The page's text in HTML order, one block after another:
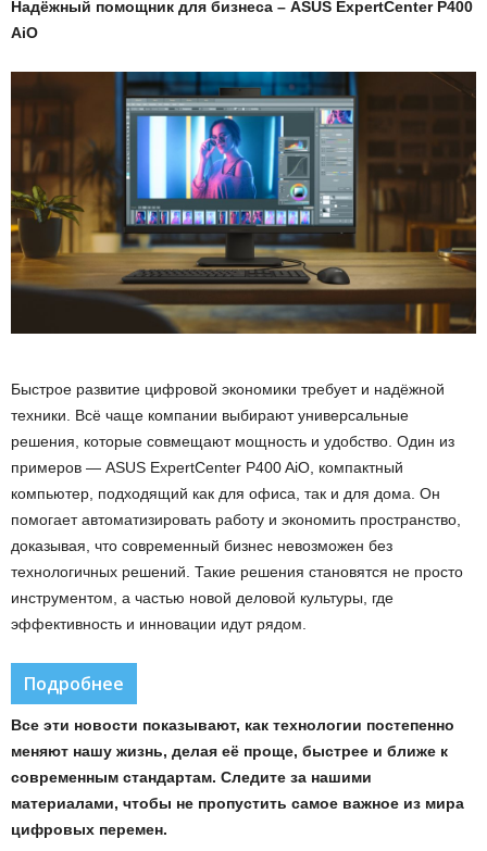
Надёжный помощник для бизнеса – ASUS ExpertCenter P400
AiO
Быстрое развитие цифровой экономики требует и надёжной
техники. Всё чаще компании выбирают универсальные
решения, которые совмещают мощность и удобство. Один из
примеров — ASUS ExpertCenter P400 AiO, компактный
компьютер, подходящий как для офиса, так и для дома. Он
помогает автоматизировать работу и экономить пространство,
доказывая, что современный бизнес невозможен без
технологичных решений. Такие решения становятся не просто
инструментом, а частью новой деловой культуры, где
эффективность и инновации идут рядом.
Подробнее
Все эти новости показывают, как технологии постепенно
меняют нашу жизнь, делая её проще, быстрее и ближе к
современным стандартам. Следите за нашими
материалами, чтобы не пропустить самое важное из мира
цифровых перемен.